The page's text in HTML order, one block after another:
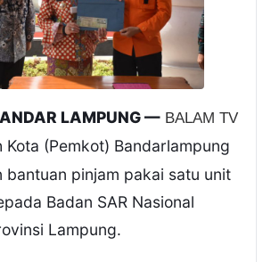
LAMPUNG — BALAM TV
Kota (Pemkot) Bandarlampung
bantuan pinjam pakai satu unit
Badan SAR Nasional
Lampung.